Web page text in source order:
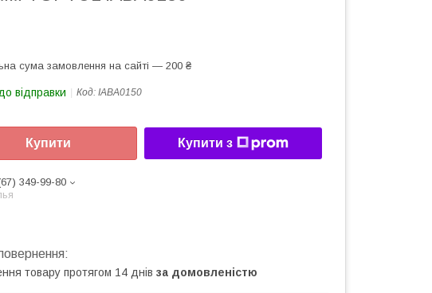
сума замовлення на сайті — 200 ₴
відправки Код: IABA0150
Купити Купити з
349-99-80
товару протягом 14 днів за домовленістю